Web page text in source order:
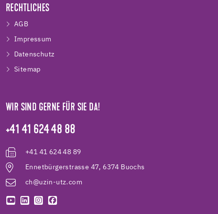
RECHTLICHES
AGB
Impressum
Datenschutz
Sitemap
WIR SIND GERNE FÜR SIE DA!
+41 41 624 48 88
+41 41 624 48 89
Ennetbürgerstrasse 47, 6374 Buochs
ch@uzin-utz.com